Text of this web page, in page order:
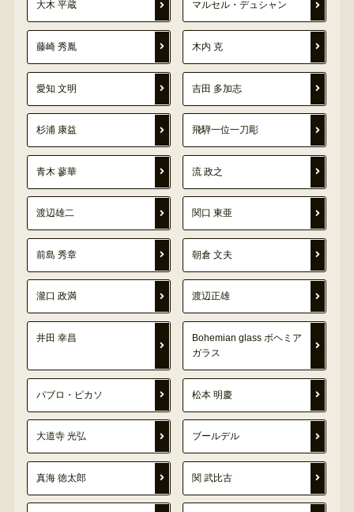
大木 平蔵 マルセル・デュシャン
藤崎 秀胤 木内 克
愛知 文明 吉田 多加志
杉浦 康益 飛騨一位一刀彫
青木 蓼華 流 政之
渡辺雄二 関口 東亜
前島 秀章 朝倉 文夫
瀧口 政満 渡辺正雄
井田 幸昌
Bohemian glass ボヘミア
ガラス
パブロ・ピカソ 松本 明慶
大道寺 光弘 ブールデル
真海 徳太郎 関 武比古